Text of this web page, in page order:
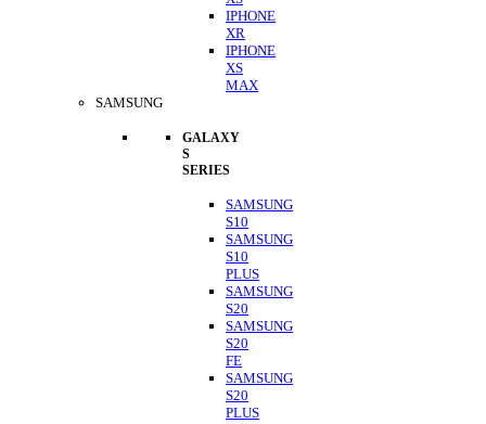
IPHONE
XR
IPHONE
XS
MAX
SAMSUNG
GALAXY
S
SERIES
SAMSUNG
S10
SAMSUNG
S10
PLUS
SAMSUNG
S20
SAMSUNG
S20
FE
SAMSUNG
S20
PLUS